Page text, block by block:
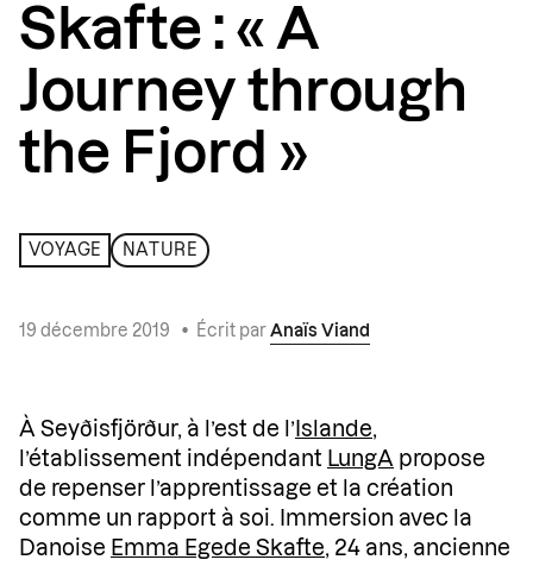
Skafte : « A
Journey through
the Fjord »
VOYAGE NATURE
19 décembre 2019 • Écrit par Anaïs Viand
À Seyðisfjörður, à l’est de l’ Islande,
l’établissement indépendant LungA propose
de repenser l’apprentissage et la création
comme un rapport à soi. Immersion avec la
Danoise Emma Egede Skafte, 24 ans, ancienne